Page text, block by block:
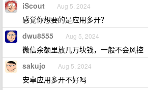
iScout Aug 5, 2024
感觉你想要的是应用多开？
dwu8555 Aug 5, 2024
微信余额里放几万块钱，一般不会风控
sakujo Aug 5, 2024
安卓应用多开不好吗